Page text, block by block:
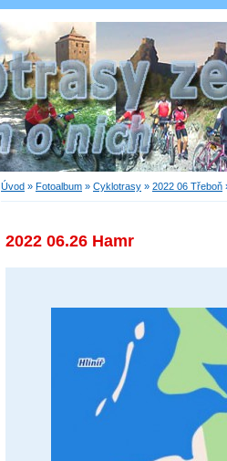
Úvod » Fotoalbum » Cyklotrasy » 2022 06 Třeboň
2022 06.26 Hamr